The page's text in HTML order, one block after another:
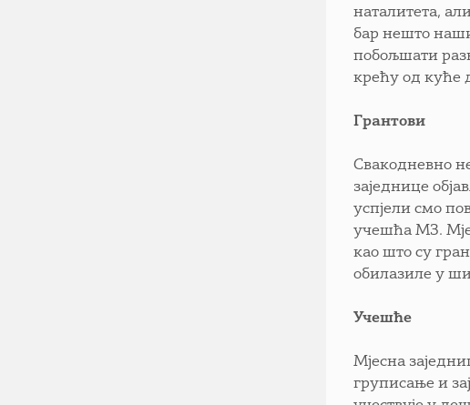
наталитета,
бар нешто
побољшати
крећу од куће
Грантови
Свакодневно
заједнице
успјели смо
учешћа МЗ.
као што су
обилазиле у
Учешће
Мјесна
груписање и